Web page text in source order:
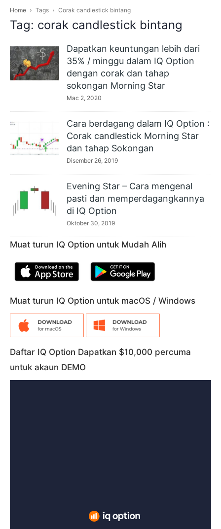
Home Tags Corak candlestick bintang
Tag: corak candlestick bintang
Dapatkan keuntungan lebih dari
35% / minggu dalam IQ Option
dengan corak dan tahap
sokongan Morning Star
Mac 2, 2020
Cara berdagang dalam IQ Option :
Corak candlestick Morning Star
dan tahap Sokongan
Disember 26, 2019
Evening Star – Cara mengenal
pasti dan memperdagangkannya
di IQ Option
Oktober 30, 2019
Muat turun IQ Option untuk Mudah Alih
Muat turun IQ Option untuk macOS / Windows
Daftar IQ Option Dapatkan $10,000 percuma
untuk akaun DEMO